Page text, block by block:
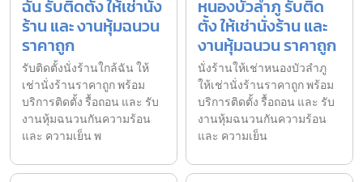
ฉัน รับติดตั้ง ให้เช่านั่ง
ร้าน และ งานหุ้มฉนวน
ราคาถูก
รับติดตั้งนั่งร้านใกล้ฉัน ให้
เช่านั่งร้านราคาถูก พร้อม
บริการติดตั้ง รื้อถอน และ รับ
งานหุ้มฉนวนกันความร้อน
และ ความเย็น พ
หนองบัวลำภู รับติด
ตั้ง ให้เช่านั่งร้าน และ
งานหุ้มฉนวน ราคาถูก
นั่งร้านให้เช่าหนองบัวลำภู
ให้เช่านั่งร้านราคาถูก พร้อม
บริการติดตั้ง รื้อถอน และ รับ
งานหุ้มฉนวนกันความร้อน
และ ความเย็น